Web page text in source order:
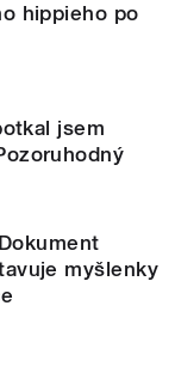
hippieho po
jsem
myšlenky